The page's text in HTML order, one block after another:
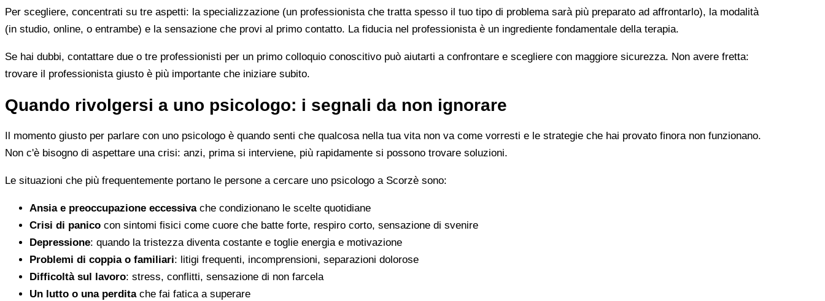
Per scegliere, concentrati su tre aspetti: la specializzazione (un professionista che tratta spesso il tuo tipo di problema sarà più preparato ad affrontarlo), la modalità
(in studio, online, o entrambe) e la sensazione che provi al primo contatto. La fiducia nel professionista è un ingrediente fondamentale della terapia.
Se hai dubbi, contattare due o tre professionisti per un primo colloquio conoscitivo può aiutarti a confrontare e scegliere con maggiore sicurezza. Non avere fretta:
trovare il professionista giusto è più importante che iniziare subito.
Quando rivolgersi a uno psicologo: i segnali da non ignorare
Il momento giusto per parlare con uno psicologo è quando senti che qualcosa nella tua vita non va come vorresti e le strategie che hai provato finora non funzionano.
Non c'è bisogno di aspettare una crisi: anzi, prima si interviene, più rapidamente si possono trovare soluzioni.
Le situazioni che più frequentemente portano le persone a cercare uno psicologo a Scorzè sono:
Ansia e preoccupazione eccessivache condizionano le scelte quotidiane
Crisi di panico con sintomi fisici come cuore che batte forte, respiro corto, sensazione di svenire
Depressione: quando la tristezza diventa costante e toglie energia e motivazione
Problemi di coppia o familiari: litigi frequenti, incomprensioni, separazioni dolorose
Difficoltà sul lavoro: stress, conflitti, sensazione di non farcela
Un lutto o una perditache fai fatica a superare